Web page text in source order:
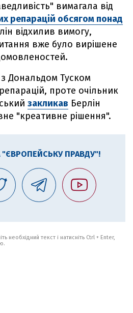
вимагала від
репарацій обсягом понад
відхилив вимогу,
вже було вирішене
Дональдом Туском
проте очільник
закликав Берлін
"креативне рішення".
"ЄВРОПЕЙСЬКУ ПРАВДУ"!
необхідний текст і натисніть Ctrl + Enter,